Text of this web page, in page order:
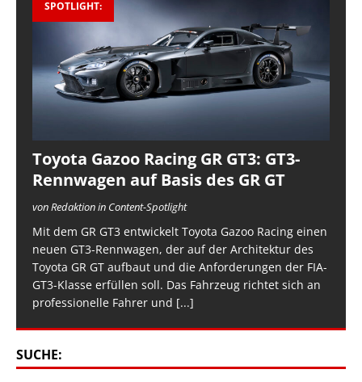
SPOTLIGHT:
Toyota Gazoo Racing GR GT3: GT3-
Rennwagen auf Basis des GR GT
von Redaktion in Content-Spotlight
Mit dem GR GT3 entwickelt Toyota Gazoo Racing einen
neuen GT3-Rennwagen, der auf der Architektur des
Toyota GR GT aufbaut und die Anforderungen der FIA-
GT3-Klasse erfüllen soll. Das Fahrzeug richtet sich an
professionelle Fahrer und [...]
SUCHE: